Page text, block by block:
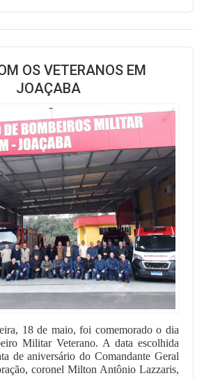
OS VETERANOS EM
JOAÇABA
18 de maio, foi comemorado o dia
Militar Veterano. A data escolhida
de aniversário do Comandante Geral
coronel Milton Antônio Lazzaris,